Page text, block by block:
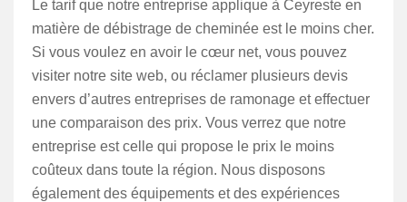
Le tarif que notre entreprise applique à Ceyreste en
matière de débistrage de cheminée est le moins cher.
Si vous voulez en avoir le cœur net, vous pouvez
visiter notre site web, ou réclamer plusieurs devis
envers d’autres entreprises de ramonage et effectuer
une comparaison des prix. Vous verrez que notre
entreprise est celle qui propose le prix le moins
coûteux dans toute la région. Nous disposons
également des équipements et des expériences